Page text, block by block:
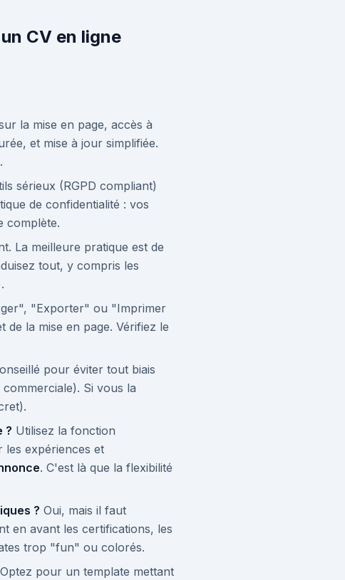
CV en ligne
la mise en page, accès à
et mise à jour simplifiée.
sérieux (RGPD compliant)
de confidentialité : vos
complète.
La meilleure pratique est de
tout, y compris les
"Exporter" ou "Imprimer
la mise en page. Vérifiez le
pour éviter tout biais
Si vous la
? Utilisez la fonction
expériences et
. C'est là que la flexibilité
? Oui, mais il faut
en avant les certifications, les
trop "fun" ou colorés.
Optez pour un template mettant